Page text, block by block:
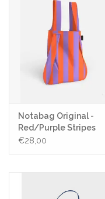
Notabag Original -
Red/Purple Stripes
€28,00